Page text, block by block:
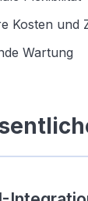
Kosten und
Wartung